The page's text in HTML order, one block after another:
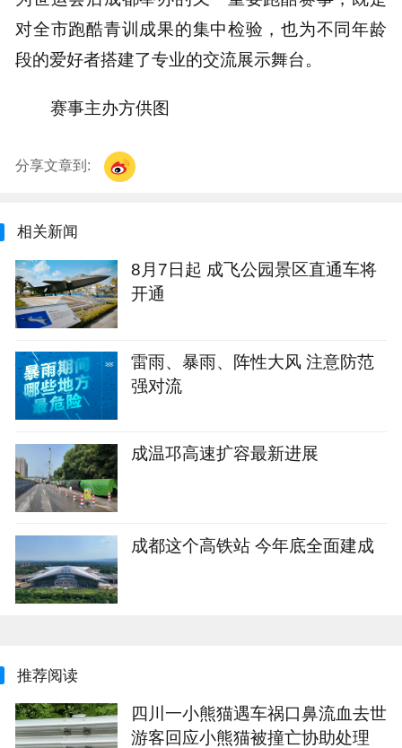
对全市跑酷青训成果的集中检验，也为不同年龄
段的爱好者搭建了专业的交流展示舞台。
赛事主办方供图
分享文章到:
相关新闻
8月7日起 成飞公园景区直通车将
开通
雷雨、暴雨、阵性大风 注意防范
强对流
成温邛高速扩容最新进展
成都这个高铁站 今年底全面建成
推荐阅读
四川一小熊猫遇车祸口鼻流血去世
游客回应小熊猫被撞亡协助处理